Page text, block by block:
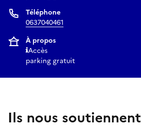
Téléphone
0637040461
À propos
Accès
parking gratuit
Ils nous soutiennent